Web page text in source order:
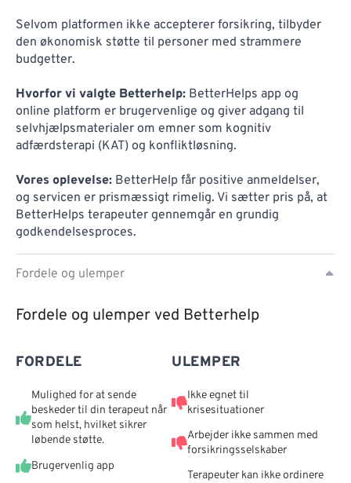
Selvom platformen ikke accepterer forsikring, tilbyder
den økonomisk støtte til personer med strammere
budgetter.
Hvorfor vi valgte Betterhelp: BetterHelps app og
online platform er brugervenlige og giver adgang til
selvhjælpsmaterialer om emner som kognitiv
adfærdsterapi (KAT) og konfliktløsning.
Vores oplevelse: BetterHelp får positive anmeldelser,
og servicen er prismæssigt rimelig. Vi sætter pris på, at
BetterHelps terapeuter gennemgår en grundig
godkendelsesproces.
Fordele og ulemper
Fordele og ulemper ved Betterhelp
FORDELE
Mulighed for at sende
beskeder til din terapeut når
som helst, hvilket sikrer
løbende støtte.
Brugervenlig app
ULEMPER
Ikke egnet til
krisesituationer
Arbejder ikke sammen med
forsikringsselskaber
Terapeuter kan ikke ordinere